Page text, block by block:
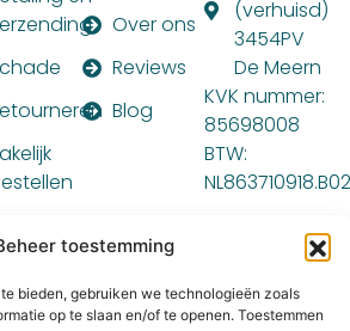
toestemming
bieden, gebruiken we technologieën zoals
op te slaan en/of te openen. Toestemmen
Over ons
Reviews
Blog
(verhuisd)
3454PV
De Meern
KVK nummer:
85698008
BTW:
NL863710918.B02